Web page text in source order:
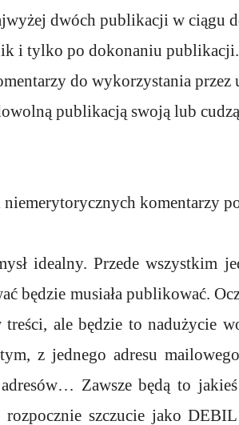
dwóch publikacji w ciągu
i tylko po dokonaniu publikacji.
do wykorzystania
publikacją swoją lub cudzą
komentarzy
idealny. Przede wszystkim
będzie musiała publikować.
ale będzie to nadużycie
z jednego adresu
Zawsze będą to
szczucie jako